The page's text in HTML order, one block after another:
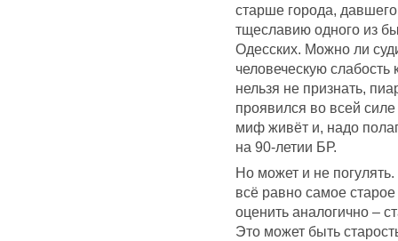
старше города,
тщеславию одного из
Одесских. Можно ли
человеческую
нельзя не признать,
проявился во всей
миф живёт и, надо
на 90-летии БР.
Но может и не
всё равно самое
оценить аналогично –
Это может быть